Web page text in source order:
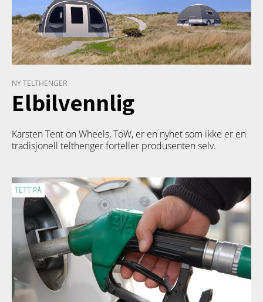
NY TELTHENGER
Elbilvennlig
Karsten Tent on Wheels, ToW, er en nyhet som ikke er en
tradisjonell telthenger forteller produsenten selv.
TETT PÅ